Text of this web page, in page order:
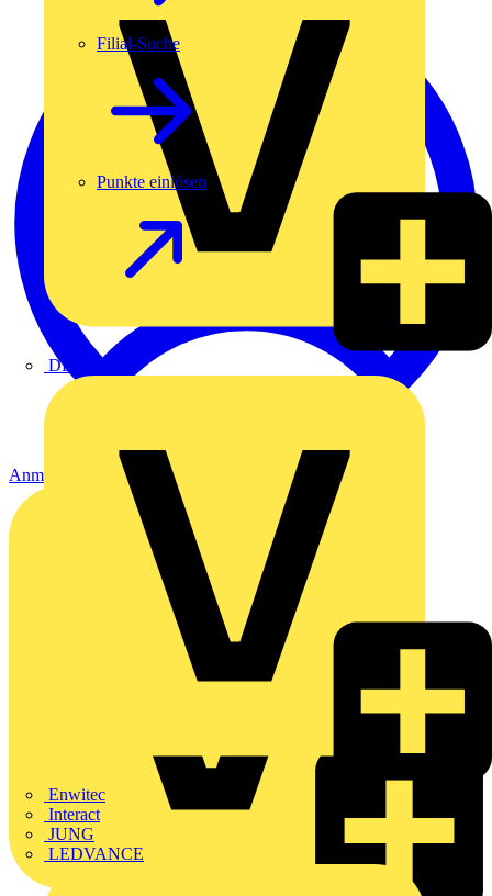
DEHN
Enwitec
Interact
JUNG
LEDVANCE
Filial-Suche
Punkte einlösen
Anmelden Registrierung